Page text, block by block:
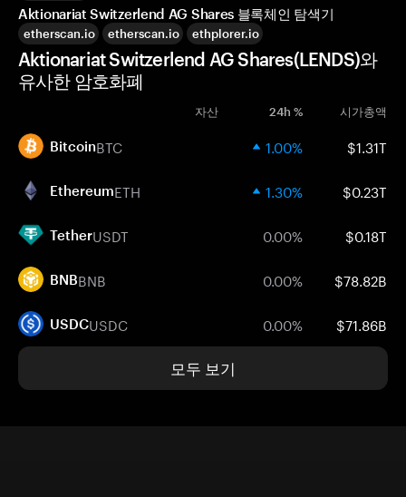
Aktionariat Switzerlend AG Shares 블록체인 탐색기
etherscan.io etherscan.io ethplorer.io
Aktionariat Switzerlend AG Shares(LENDS)와
유사한 암호화폐
자산 24h % 시가총액
BitcoinBTC 1.00% $1.31T
EthereumETH 1.30% $0.23T
TetherUSDT 0.00% $0.18T
BNBBNB 0.00% $78.82B
USDCUSDC 0.00% $71.86B
모두 보기